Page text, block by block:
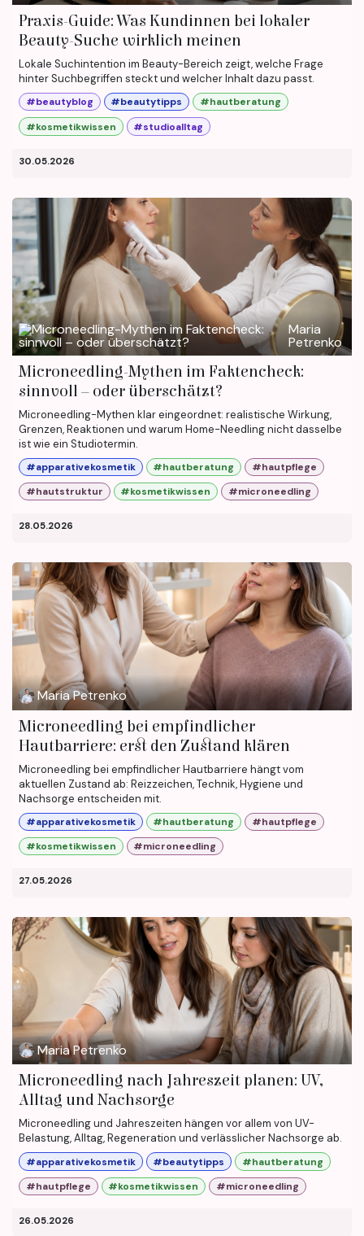
Praxis-Guide: Was Kundinnen bei lokaler
Beauty-Suche wirklich meinen
Lokale Suchintention im Beauty-Bereich zeigt, welche Frage
hinter Suchbegriffen steckt und welcher Inhalt dazu passt.
#beautyblog #beautytipps
#hautberatung
#kosmetikwissen
#studioalltag
30.05.2026
Maria
Petrenko
Microneedling-Mythen im Faktencheck:
sinnvoll – oder überschätzt?
Microneedling-Mythen klar eingeordnet: realistische Wirkung,
Grenzen, Reaktionen und warum Home-Needling nicht dasselbe
ist wie ein Studiotermin.
#apparativekosmetik #hautberatung
#hautpflege
#hautstruktur
#kosmetikwissen #microneedling
28.05.2026
Maria Petrenko
Microneedling bei empfindlicher
Hautbarriere: erst den Zustand klären
Microneedling bei empfindlicher Hautbarriere hängt vom
aktuellen Zustand ab: Reizzeichen, Technik, Hygiene und
Nachsorge entscheiden mit.
#apparativekosmetik #hautberatung
#hautpflege
#kosmetikwissen
#microneedling
27.05.2026
Maria Petrenko
Microneedling nach Jahreszeit planen: UV,
Alltag und Nachsorge
Microneedling und Jahreszeiten hängen vor allem von UV-
Belastung, Alltag, Regeneration und verlässlicher Nachsorge ab.
#apparativekosmetik #beautytipps
#hautberatung
#hautpflege
#kosmetikwissen #microneedling
26.05.2026